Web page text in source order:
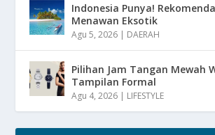
Indonesia Punya!
Menawan Eksotik
Agu 5, 2026 | DAERAH
Pilihan Jam Tangan Mewah
Tampilan Formal
Agu 4, 2026 | LIFESTYLE